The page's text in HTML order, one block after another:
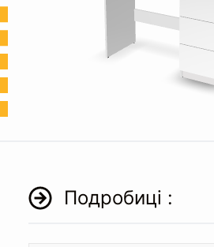
Подробиці :